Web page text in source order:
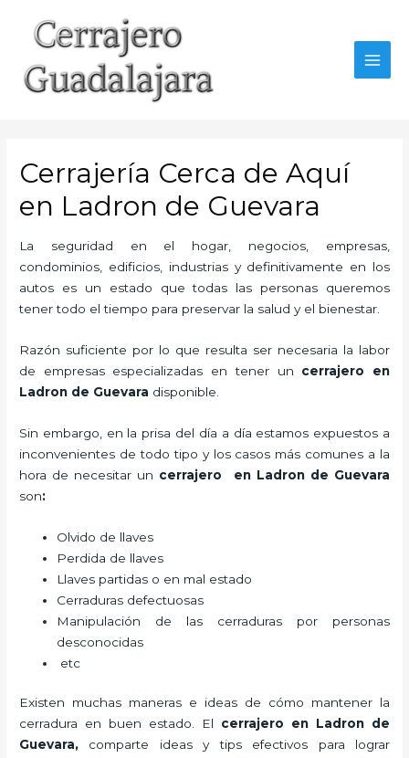
contenido
Cerrajería Cerca de Aquí
en Ladron de Guevara
La seguridad en el hogar, negocios, empresas,
condominios, edificios, industrias y definitivamente en los
autos es un estado que todas las personas queremos
tener todo el tiempo para preservar la salud y el bienestar.
Razón suficiente por lo que resulta ser necesaria la labor
de empresas especializadas en tener un cerrajero en
Ladron de Guevara disponible.
Sin embargo, en la prisa del día a día estamos expuestos a
inconvenientes de todo tipo y los casos más comunes a la
hora de necesitar un cerrajero en Ladron de Guevara
son:
Olvido de llaves
Perdida de llaves
Llaves partidas o en mal estado
Cerraduras defectuosas
Manipulación de las cerraduras por personas
desconocidas
etc
Existen muchas maneras e ideas de cómo mantener la
cerradura en buen estado. El cerrajero en Ladron de
Guevara, comparte ideas y tips efectivos para lograr